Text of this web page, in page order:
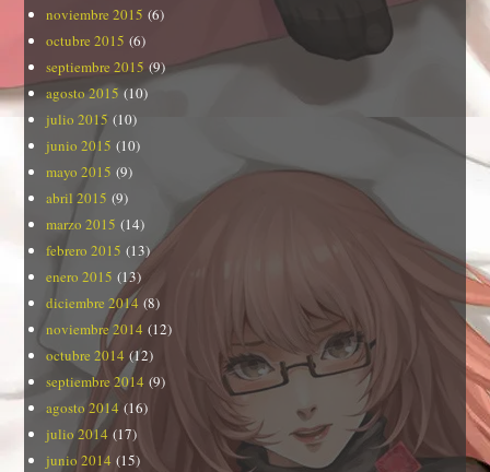
noviembre 2015 (6)
octubre 2015 (6)
septiembre 2015 (9)
agosto 2015 (10)
julio 2015 (10)
junio 2015 (10)
mayo 2015 (9)
abril 2015 (9)
marzo 2015 (14)
febrero 2015 (13)
enero 2015 (13)
diciembre 2014 (8)
noviembre 2014 (12)
octubre 2014 (12)
septiembre 2014 (9)
agosto 2014 (16)
julio 2014 (17)
junio 2014 (15)